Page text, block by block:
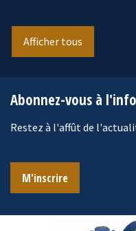
Afficher tous
Abonnez-vous à
Restez à l'affût de
M'inscrire